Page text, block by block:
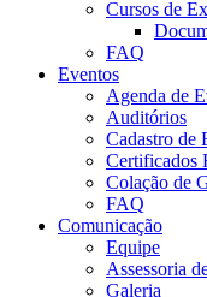
Cursos de
FAQ
Eventos
Agenda de
Auditórios
Cadastro de
Certificados
Colação de
FAQ
Comunicação
Equipe
Assessoria
Galeria